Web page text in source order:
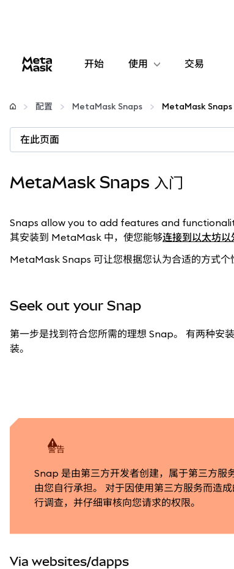
开始 使用
配置
管理加密货币
交易
配置 MetaMask Snaps MetaMask Snaps
在此页面
MetaMask Snaps 入门
Snaps allow you to add features and
其安装到 MetaMask 中，使您能够连接到以太坊
MetaMask Snaps 可让您根据您认为合适的方式
Seek out your Snap
第一步是找到符合您所需的理想 Snap。 有两种
装。
警告
Snap 是由第三方开发者创建，属于第三方服
由您自行承担。 对于因使用第三方服务而造
行调查，并仔细审核向您请求的权限。
Via websites/dapps